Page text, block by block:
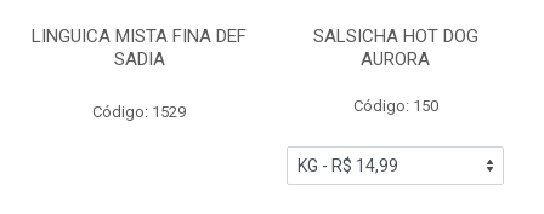
LINGUICA MISTA FINA DEF
SADIA
Código: 1529
SALSICHA HOT DOG
AURORA
Código: 150